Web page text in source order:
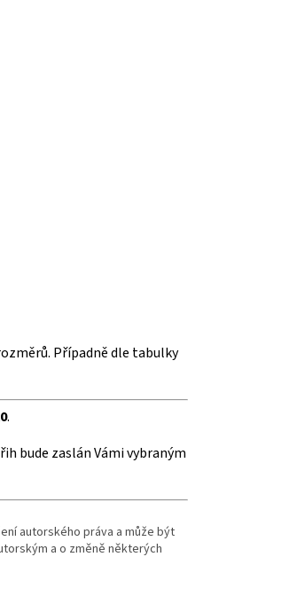
Případně dle tabulky
.
bude zaslán Vámi vybraným
autorského práva a může být
a o změně některých